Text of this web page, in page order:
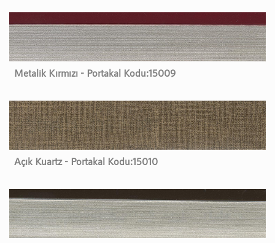
Metalik Kırmızı - Portakal Kodu:15009
Açık Kuartz - Portakal Kodu:15010